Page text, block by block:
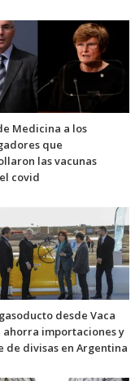
Medicina a los
que
las vacunas
covid
desde Vaca
ahorra importaciones y
de divisas en Argentina